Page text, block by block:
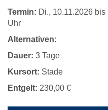
Termin: Di., 10.11.2026 bis
Uhr
Alternativen:
Dauer: 3 Tage
Kursort: Stade
Entgelt: 230,00 €